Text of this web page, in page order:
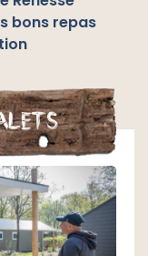
bons repas